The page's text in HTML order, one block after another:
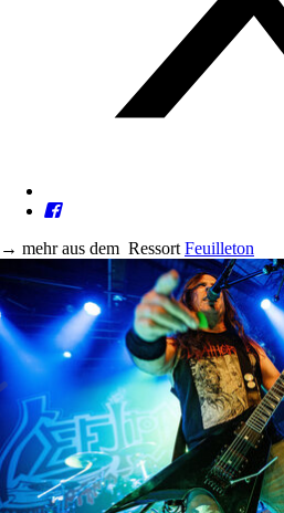
→ mehr aus dem Ressort Feuilleton